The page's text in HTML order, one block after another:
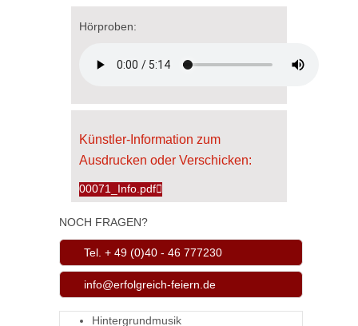
Hörproben:
Künstler-Information zum
Ausdrucken oder Verschicken:
00071_Info.pdf
NOCH FRAGEN?
Tel. + 49 (0)40 - 46 777230
info@erfolgreich-feiern.de
Hintergrundmusik